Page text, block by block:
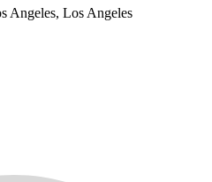
Angeles, Los Angeles